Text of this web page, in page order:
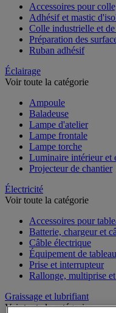
Accessoires pour
Adhésif et mastic
Colle industrielle et
Préparation des
Ruban adhésif
Éclairage
Voir toute la catégorie
Ampoule
Baladeuse
Lampe d'atelier
Lampe frontale
Lampe torche
Luminaire intérieur et
Projecteur de chantier
Électricité
Voir toute la catégorie
Accessoires pour
Batterie, chargeur et
Câble électrique
Équipement de
Prise et interrupteur
Rallonge, multiprise
Graissage et lubrifiant
Voir toute la catégorie